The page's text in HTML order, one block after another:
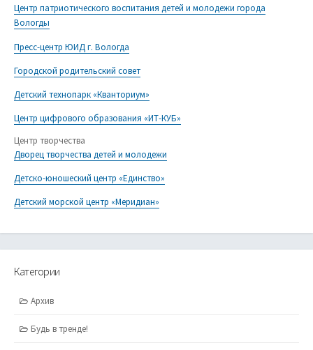
Центр патриотического воспитания детей и молодежи города
Вологды
Пресс-центр ЮИД г. Вологда
Городской родительский совет
Детский технопарк «Кванториум»
Центр цифрового образования «ИТ-КУБ»
Центр творчества
Дворец творчества детей и молодежи
Детско-юношеский центр «Единство»
Детский морской центр «Меридиан»
Категории
Архив
Будь в тренде!